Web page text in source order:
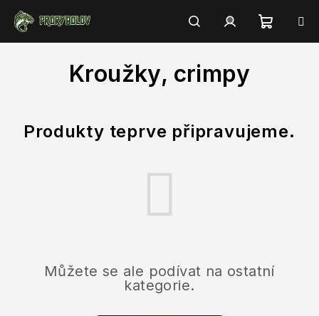
obsah
HledatPřihlášení
Kroužky, crimpy
Produkty teprve připravujeme.
Můžete se ale podívat na ostatní
kategorie.